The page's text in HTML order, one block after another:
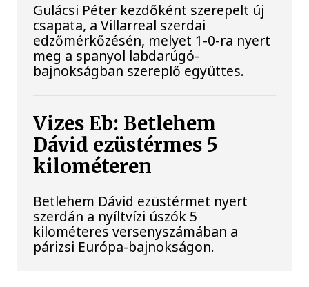
Gulácsi Péter kezdőként szerepelt új
csapata, a Villarreal szerdai
edzőmérkőzésén, melyet 1-0-ra nyert
meg a spanyol labdarúgó-
bajnokságban szereplő együttes.
Vizes Eb: Betlehem
Dávid ezüstérmes 5
kilométeren
Betlehem Dávid ezüstérmet nyert
szerdán a nyíltvízi úszók 5
kilométeres versenyszámában a
párizsi Európa-bajnokságon.